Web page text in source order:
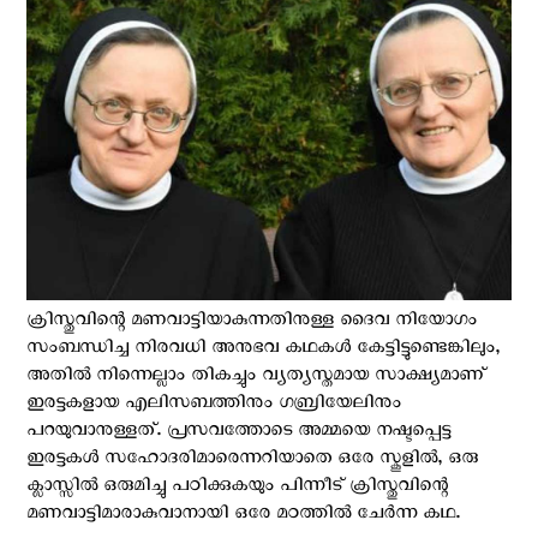
ക്രിസ്തുവിന്റെ മണവാട്ടിയാകുന്നതിനുള്ള ദൈവ നിയോഗം
സംബന്ധിച്ച നിരവധി അനുഭവ കഥകള്‍ കേട്ടിട്ടുണ്ടെങ്കിലും,
അതില്‍ നിന്നെല്ലാം തികച്ചും വ്യത്യസ്തമായ സാക്ഷ്യമാണ്
ഇരട്ടകളായ എലിസബത്തിനും ഗബ്രിയേലിനും
പറയുവാനുള്ളത്. പ്രസവത്തോടെ അമ്മയെ നഷ്ടപ്പെട്ട
ഇരട്ടകള്‍ സഹോദരിമാരെന്നറിയാതെ ഒരേ സ്കൂളില്‍, ഒരു
ക്ലാസ്സില്‍ ഒരുമിച്ചു പഠിക്കുകയും പിന്നീട് ക്രിസ്തുവിന്റെ
മണവാട്ടിമാരാകുവാനായി ഒരേ മഠത്തില്‍ ചേര്‍ന്ന കഥ.